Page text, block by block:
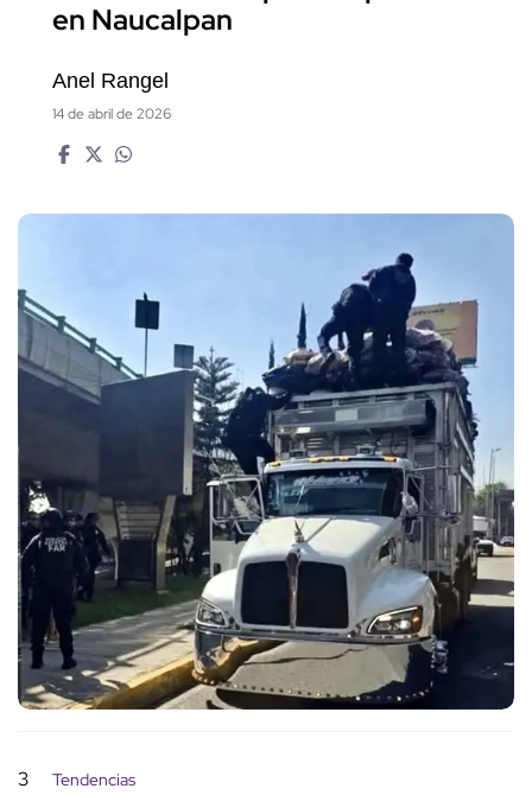
en Naucalpan
Anel Rangel
14 de abril de 2026
3 Tendencias